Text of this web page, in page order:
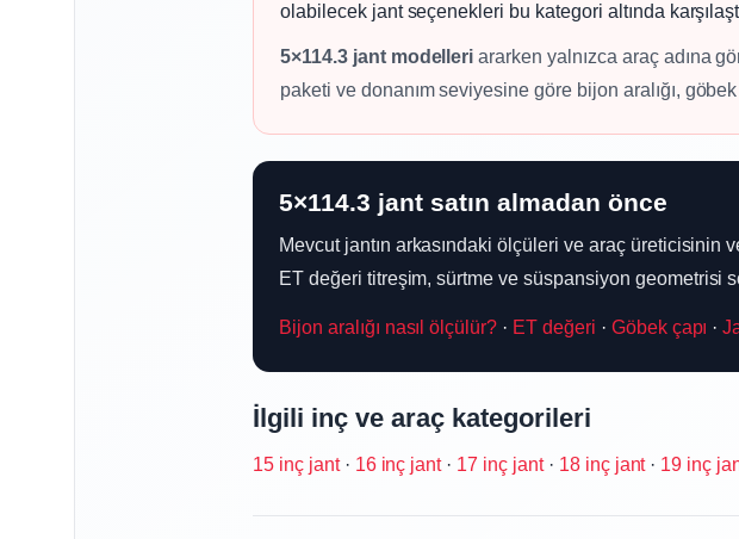
olabilecek jant seçenekleri bu kategori altında
5×114.3 jant modelleri ararken yalnızca araç adına
paketi ve donanım seviyesine göre bijon aralığı,
5×114.3 jant satın almadan önce
Mevcut jantın arkasındaki ölçüleri ve araç üreticisinin
ET değeri titreşim, sürtme ve süspansiyon geometrisi
Bijon aralığı nasıl ölçülür? · ET değeri · Göbek çapı ·
İlgili inç ve araç kategorileri
15 inç jant· 16 inç jant· 17 inç jant· 18 inç jant· 19 inç